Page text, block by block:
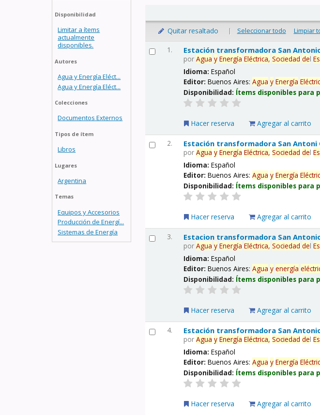
Disponibilidad
Limitar a ítems
actualmente
disponibles.
Autores
Agua y Energía Eléct...
Agua y Energía Eléct...
Colecciones
Documentos Externos
Tipos de ítem
Libros
Lugares
Argentina
Temas
Equipos y Accesorios
Producción de Energí...
Sistemas de Energía
Quitar resaltado | Seleccionar todo Limpiar
1. Estación transformadora San
porAgua y Energía Eléctrica, Sociedad del
Idioma:Español
Editor:Buenos Aires:Agua y Energía
Disponibilidad: Ítems disponibles para
Hacer reserva Agregar al carrito
2. Estación transformadora San Antoni
porAgua y Energía Eléctrica, Sociedad del
Idioma:Español
Editor:Buenos Aires:Agua y Energía
Disponibilidad: Ítems disponibles para
Hacer reserva Agregar al carrito
3. Estacion transformadora San
porAgua y Energía Eléctrica, Sociedad del
Idioma:Español
Editor:Buenos Aires:Agua y energía
Disponibilidad: Ítems disponibles para
Hacer reserva Agregar al carrito
4. Estación transformadora San
porAgua y Energía Eléctrica, Sociedad del
Idioma:Español
Editor:Buenos Aires:Agua y Energía
Disponibilidad: Ítems disponibles para
Hacer reserva Agregar al carrito